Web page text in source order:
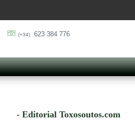
(+34) 623 384 776
- Editorial Toxosoutos.com